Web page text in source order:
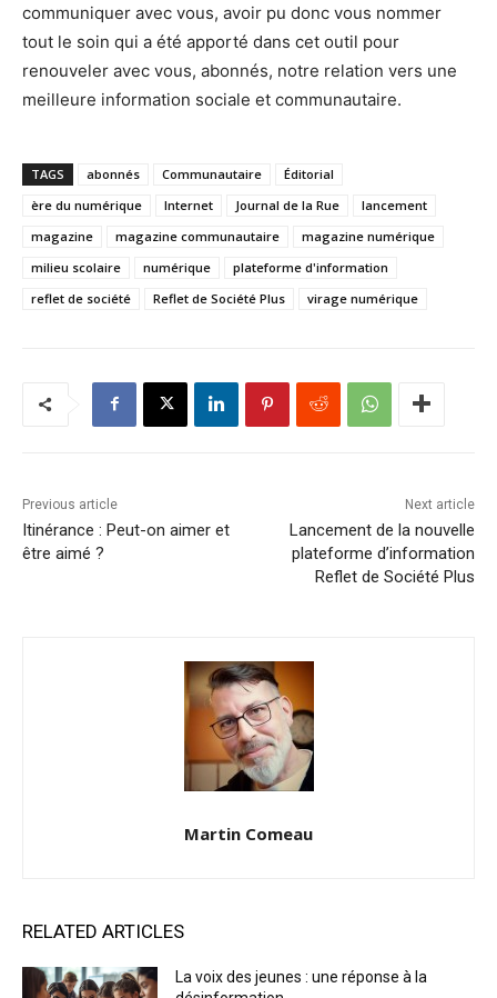
communiquer avec vous, avoir pu donc vous nommer
tout le soin qui a été apporté dans cet outil pour
renouveler avec vous, abonnés, notre relation vers une
meilleure information sociale et communautaire.
TAGS abonnés Communautaire
Éditorial
ère du numérique
Internet Journal de la Rue
lancement
magazine
magazine communautaire
magazine numérique
milieu scolaire
numérique
plateforme d'information
reflet de société
Reflet de Société Plus virage numérique
Previous article
Itinérance : Peut-on aimer et
être aimé ?
Next article
Lancement de la nouvelle
plateforme d’information
Reflet de Société Plus
Martin Comeau
RELATED ARTICLES
La voix des jeunes : une réponse à la